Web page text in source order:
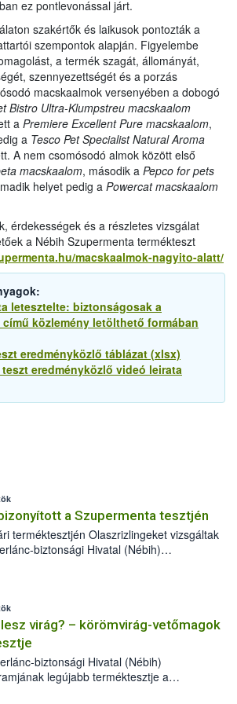
ez pontlevonással járt.
szakértők és laikusok pontozták a
szempontok alapján. Figyelembe
a termék szagát, állományát,
szennyezettségét és a porzás
macskaalmok versenyében a dobogó
Bistro Ultra-Klumpstreu macskaalom
a Premiere Excellent Pure macskaalom,
a Tesco Pet Specialist Natural Aroma
A nem csomósodó almok között első
macskaalom, második a Pepco for pets
helyet pedig a Powercat macskaalom
érdekességek és a részletes vizsgálat
a Nébih Szupermenta termékteszt
macskaalmok-nagyito-alatt/
letesztelte: biztonságosak a
közlemény letölthető formában
eredményközlő táblázat (xlsx)
eredményközlő videó leirata
a Szupermenta tesztjén
terméktesztjén Olaszrizlingeket vizsgáltak
biztonsági Hivatal (Nébih)
27 bor került „nagyító alá”, melyek az
és -minőségi vizsgálatok, valamint a
melyek a kóstolók által
Olaszrizlingek.
virág? – körömvirág-vetőmagok
biztonsági Hivatal (Nébih)
legújabb terméktesztje a
fókuszált. A hatósági vizsgálatokon a